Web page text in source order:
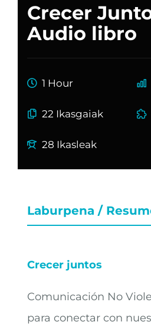
Crecer
Audio libro
1 Hour
22 Ikasgaiak
28 Ikasleak
Laburpena /
Crecer juntos
Comunicación No
para conectar con